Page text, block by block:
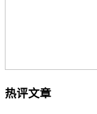
热评文章